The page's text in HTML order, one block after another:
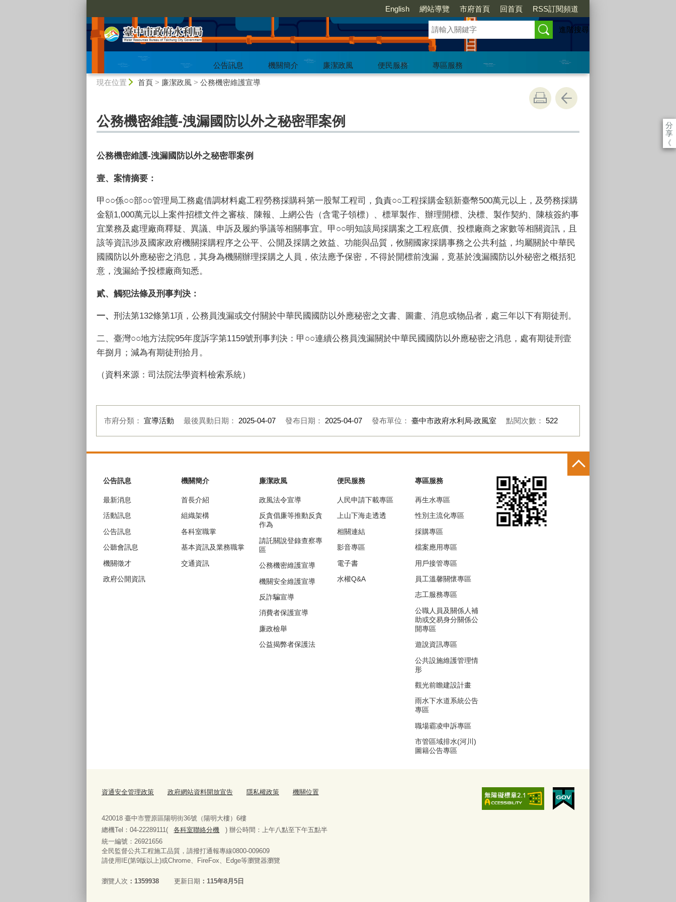
English 網站導覽 市府首頁 回首頁 RSS訂閱頻道
進階搜尋
公告訊息 機關簡介 廉潔政風 便民服務
專區服務
現在位置 首頁> 廉潔政風> 公務機密維護宣導
分
享
《
公務機密維護-洩漏國防以外之秘密罪案例
公務機密維護-洩漏國防以外之秘密罪案例
壹、 案情摘要 ：
甲○○係○○部○○管理局工務處借調材料處工程勞務採購科第一股幫工程司，負責○○工程採購金額新臺幣500萬元以上，及勞務採購
金額1,000萬元以上案件招標文件之審核、陳報、上網公告（含電子領標）、標單製作、辦理開標、決標、製作契約、陳核簽約事
宜業務及處理廠商釋疑、異議、申訴及履約爭議等相關事宜。甲○○明知該局採購案之工程底價、投標廠商之家數等相關資訊，且
該等資訊涉及國家政府機關採購程序之公平、公開及採購之效益、功能與品質，攸關國家採購事務之公共利益，均屬關於中華民
國國防以外應秘密之消息，其身為機關辦理採購之人員，依法應予保密，不得於開標前洩漏，竟基於洩漏國防以外秘密之概括犯
意，洩漏給予投標廠商知悉。
貳、 觸犯法條及刑事判決 ：
一、 刑法第132條第1項，公務員洩漏或交付關於中華民國國防以外應秘密之文書、圖畫、消息或物品者，處三年以下有期徒刑。
二、臺灣○○地方法院95年度訴字第1159號刑事判決：甲○○連續公務員洩漏關於中華民國國防以外應秘密之消息，處有期徒刑壹
年捌月；減為有期徒刑拾月。
（資料來源：司法院法學資料檢索系統）
市府分類： 宣導活動 最後異動日期： 2025-04-07 發布日期： 2025-04-07 發布單位： 臺中市政府水利局‧政風室 點閱次數： 522
公告訊息
最新消息
活動訊息
公告訊息
公聽會訊息
機關徵才
政府公開資訊
機關簡介
首長介紹
組織架構
各科室職掌
基本資訊及業務職掌
交通資訊
廉潔政風
政風法令宣導
反貪倡廉等推動反貪
作為
請託關說登錄查察專
區
公務機密維護宣導
機關安全維護宣導
反詐騙宣導
消費者保護宣導
廉政檢舉
公益揭弊者保護法
便民服務
人民申請下載專區
上山下海走透透
相關連結
影音專區
電子書
水權Q&A
專區服務
再生水專區
性別主流化專區
採購專區
檔案應用專區
用戶接管專區
員工溫馨關懷專區
志工服務專區
公職人員及關係人補
助或交易身分關係公
開專區
遊說資訊專區
公共設施維護管理情
形
觀光前瞻建設計畫
雨水下水道系統公告
專區
職場霸凌申訴專區
市管區域排水(河川)
圖籍公告專區
資通安全管理政策 政府網站資料開放宣告 隱私權政策 機關位置
420018 臺中市豐原區陽明街36號（陽明大樓）6樓
總機Tel：04-22289111(
各科室聯絡分機
) 辦公時間：上午八點至下午五點半
統一編號：26921656
全民監督公共工程施工品質，請撥打通報專線0800-009609
請使用IE(第9版以上)或Chrome、FireFox、Edge等瀏覽器瀏覽
瀏覽人次 1359938 更新日期 115年8月5日